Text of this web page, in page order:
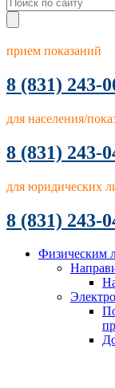
прием показаний
8 (831) 243-
для населения/
8 (831) 243-
для юридических
8 (831) 243-
Физическим